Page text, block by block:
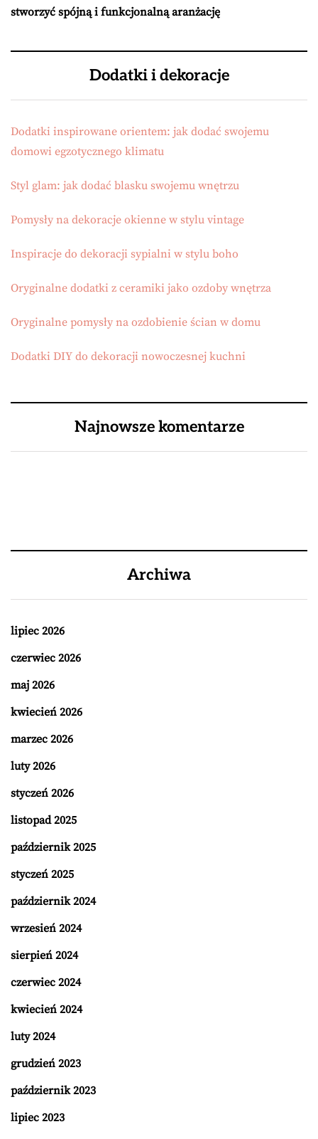
stworzyć spójną i funkcjonalną aranżację
Dodatki i dekoracje
Dodatki inspirowane orientem: jak dodać swojemu
domowi egzotycznego klimatu
Styl glam: jak dodać blasku swojemu wnętrzu
Pomysły na dekoracje okienne w stylu vintage
Inspiracje do dekoracji sypialni w stylu boho
Oryginalne dodatki z ceramiki jako ozdoby wnętrza
Oryginalne pomysły na ozdobienie ścian w domu
Dodatki DIY do dekoracji nowoczesnej kuchni
Najnowsze komentarze
Archiwa
lipiec 2026
czerwiec 2026
maj 2026
kwiecień 2026
marzec 2026
luty 2026
styczeń 2026
listopad 2025
październik 2025
styczeń 2025
październik 2024
wrzesień 2024
sierpień 2024
czerwiec 2024
kwiecień 2024
luty 2024
grudzień 2023
październik 2023
lipiec 2023